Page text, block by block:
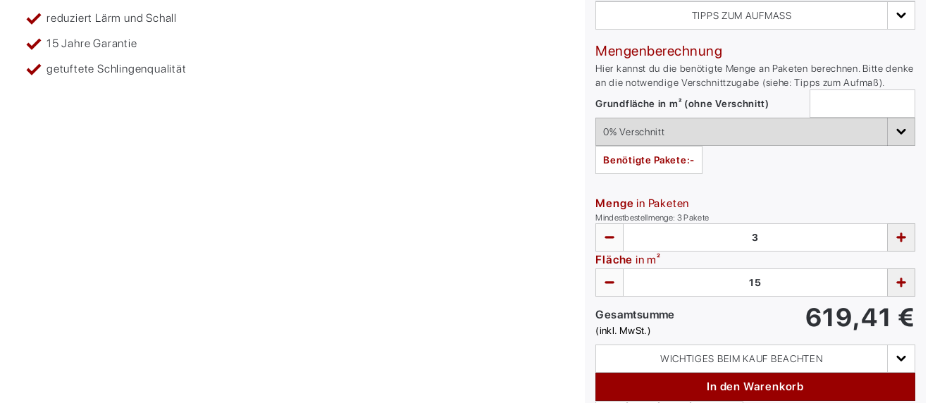
reduziert Lärm und Schall
15 Jahre Garantie
getuftete Schlingenqualität
TIPPS ZUM AUFMASS
Mengenberechnung
Hier kannst du die benötigte Menge an Paketen berechnen. Bitte denke
an die notwendige Verschnittzugabe (siehe: Tipps zum Aufmaß).
Grundfläche in m² (ohne Verschnitt)
Benötigte Pakete:-
Menge in Paketen
Mindestbestellmenge: 3Pakete
Fläche in m²
Gesamtsumme
(inkl. MwSt.) 619,41 €
WICHTIGES BEIM KAUF BEACHTEN
In den Warenkorb